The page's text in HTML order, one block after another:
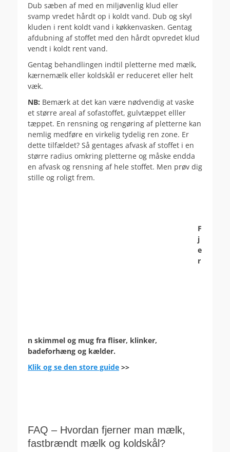
Dub sæben af med en miljøvenlig klud eller
svamp vredet hårdt op i koldt vand. Dub og skyl
kluden i rent koldt vand i køkkenvasken. Gentag
afdubning af stoffet med den hårdt opvredet klud
vendt i koldt rent vand.
Gentag behandlingen indtil pletterne med mælk,
kærnemælk eller koldskål er reduceret eller helt
væk.
NB: Bemærk at det kan være nødvendig at vaske
et større areal af sofastoffet, gulvtæppet elller
tæppet. En rensning og rengøring af pletterne kan
nemlig medføre en virkelig tydelig ren zone. Er
dette tilfældet? Så gentages afvask af stoffet i en
større radius omkring pletterne og måske endda
en afvask og rensning af hele stoffet. Men prøv dig
stille og roligt frem.
F
j
e
r
n skimmel og mug fra fliser, klinker,
badeforhæng og kælder.
Klik og se den store guide >>
FAQ – Hvordan fjerner man mælk,
fastbrændt mælk og koldskål?